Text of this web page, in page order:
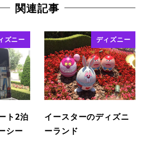
関連記事
ズニー
ト2泊
シー
ディズニー
イースターのディズニ
ーランド